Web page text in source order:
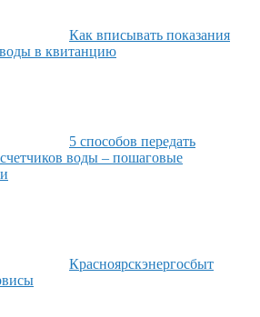
Как вписывать показания
в квитанцию
5 способов передать
воды – пошаговые
Красноярскэнергосбыт